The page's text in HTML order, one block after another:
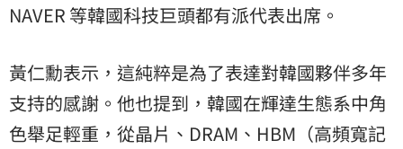
NAVER 等韓國科技巨頭都有派代表出席。
黃仁勳表示，這純粹是為了表達對韓國夥伴多年
支持的感謝。他也提到，韓國在輝達生態系中角
色舉足輕重，從晶片、DRAM、HBM（高頻寬記